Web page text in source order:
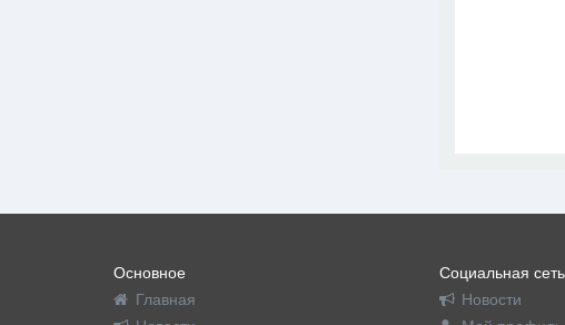
Основное
Главная
Социальная сеть
Новости